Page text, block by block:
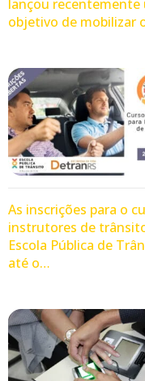
lançou
objetivo de mobilizar
As inscrições para o
instrutores de
Escola Pública de
até o…